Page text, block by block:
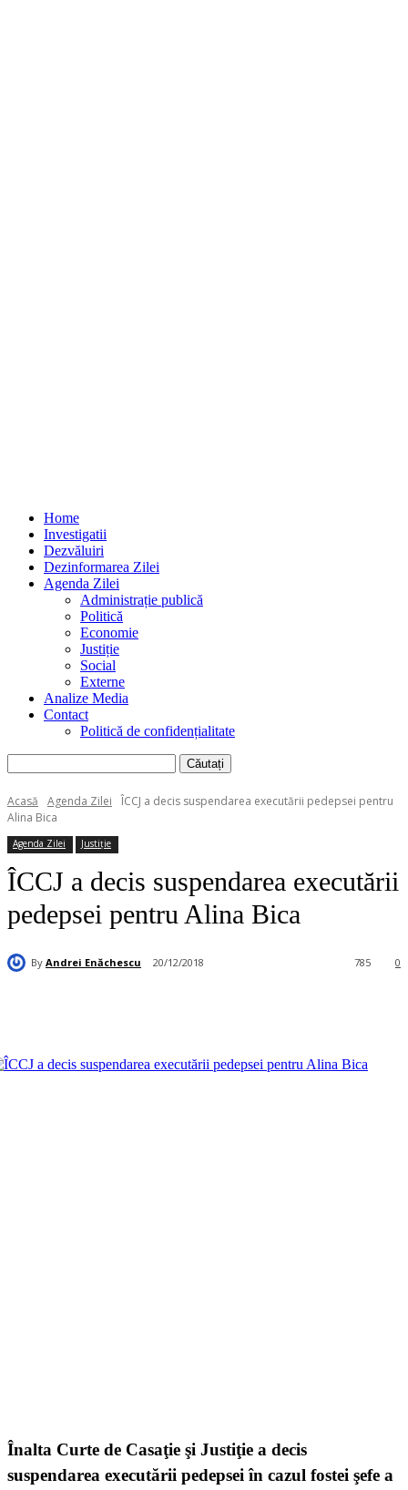
Home
Investigatii
Dezvăluiri
Dezinformarea Zilei
Agenda Zilei
Administrație publică
Politică
Economie
Justiție
Social
Externe
Analize Media
Contact
Politică de confidențialitate
Acasă Agenda Zilei
ÎCCJ a decis suspendarea executării pedepsei pentru
Alina Bica
Agenda Zilei Justiție
ÎCCJ a decis suspendarea executării
pedepsei pentru Alina Bica
By Andrei Enăchescu 20/12/2018 0
785
Înalta Curte de Casaţie şi Justiţie a decis
suspendarea executării pedepsei în cazul fostei şefe a